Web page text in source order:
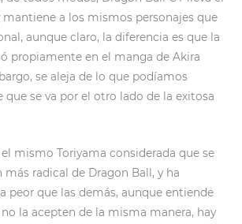
a los mismos personajes que
aunque claro, la diferencia es que la
propiamente en el manga de Akira
se aleja de lo que podíamos
que se va por el otro lado de la exitosa
mismo Toriyama considerada que se
más radical de Dragon Ball, y ha
peor que las demás, aunque entiende
la acepten de la misma manera, hay